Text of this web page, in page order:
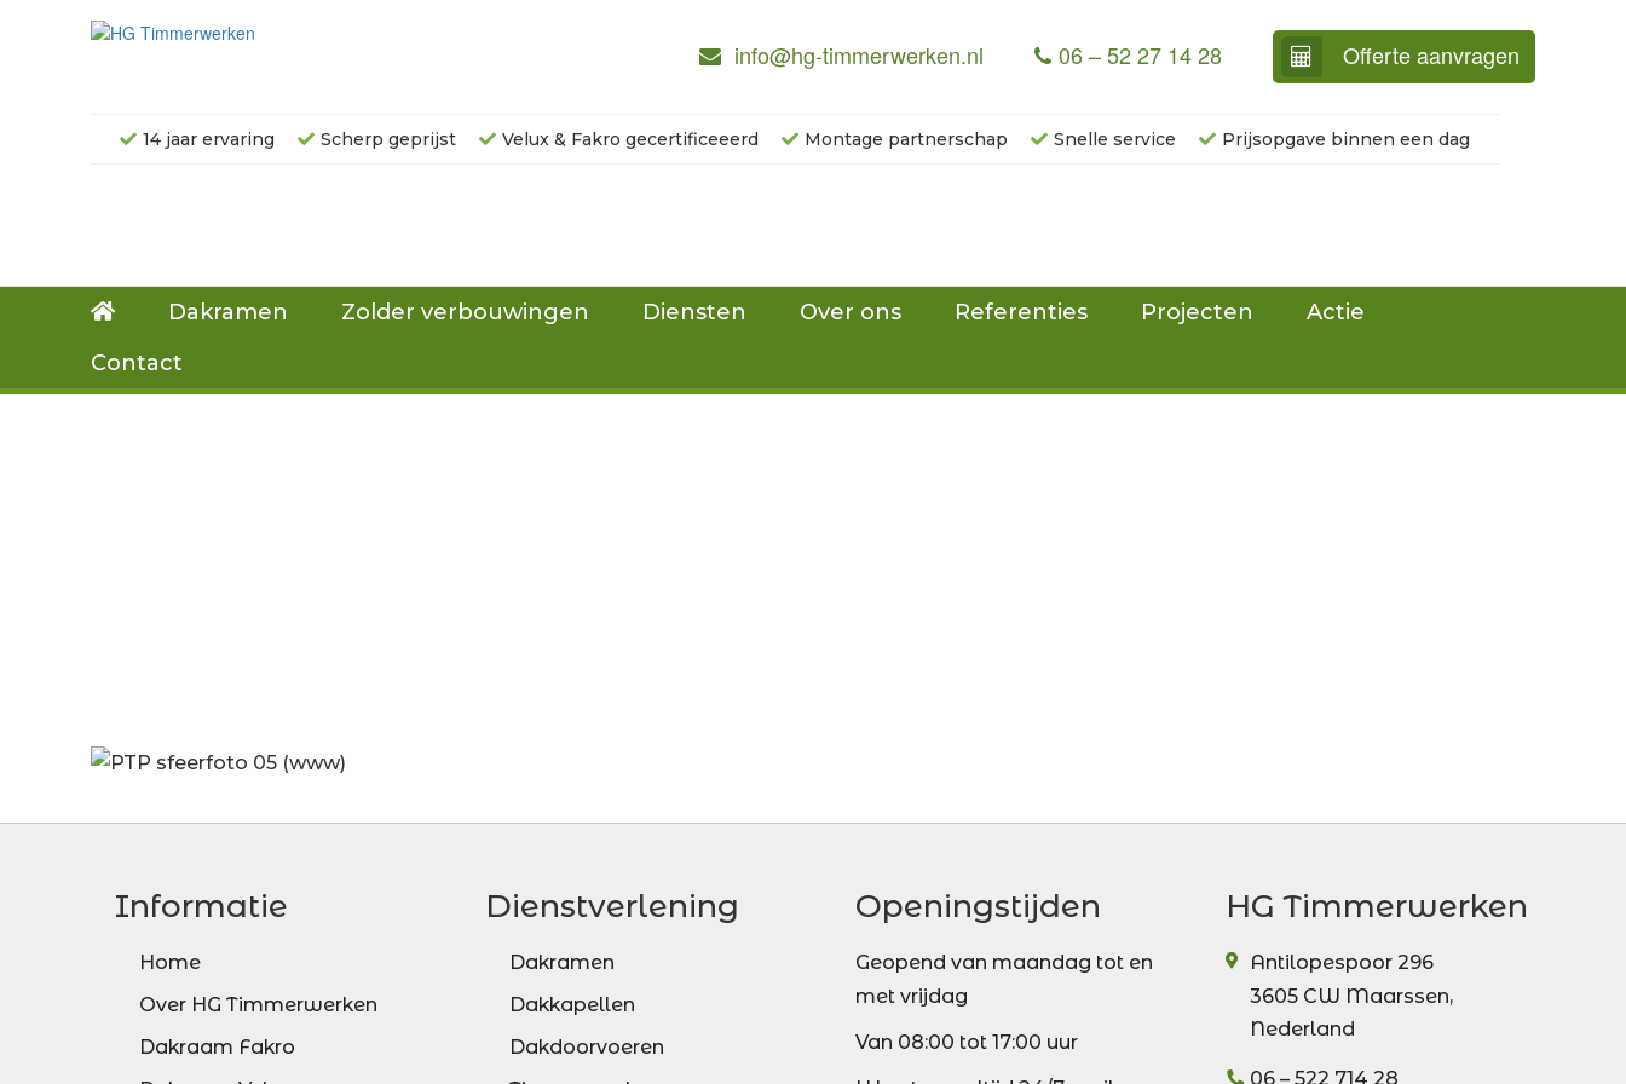
info@hg-timmerwerken.nl 06 – 52 27 14 28 Offerte aanvragen
14 jaar ervaring Scherp geprijst Velux & Fakro gecertificeeerd Montage partnerschap Snelle service Prijsopgave binnen een dag
Dakramen Zolder verbouwingen Diensten Over ons Referenties Projecten
Actie
Contact
Informatie
Home
Over HG Timmerwerken
Dakraam Fakro
Dienstverlening
Dakramen
Dakkapellen
Dakdoorvoeren
Openingstijden
Geopend van maandag tot en
met vrijdag
Van 08:00 tot 17:00 uur
HG Timmerwerken
Antilopespoor 296
3605 CW Maarssen,
Nederland
06 – 522 714 28